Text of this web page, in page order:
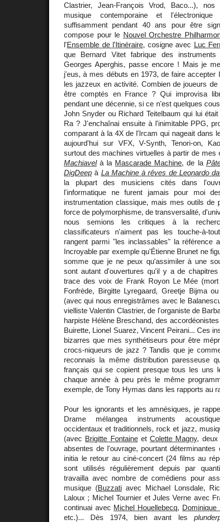
Clastrier, Jean-François Vrod, Baco...),
musique contemporaine et l'électronique
suffisamment pendant 40 ans pour être
compose pour le Nouvel Orchestre
l'Ensemble de l'Itinéraire, cosigne avec Luc
que Bernard Vitet fabrique des instruments
Georges Aperghis, passe encore ! Mais je
j'eus, à mes débuts en 1973, de faire accepter
les jazzeux en activité. Combien de joueurs
être comptés en France ? Qui improvisa
pendant une décennie, si ce n'est quelques
John Snyder ou Richard Teitelbaum qui lui
Ra ? J'enchaînai ensuite à l'inimitable PPG,
comparant à la 4X de l'Ircam qui nageait dans
aujourd'hui sur VFX, V-Synth, Tenori-on,
surtout des machines virtuelles à partir de
Machiavelà la Mascarade Machine, de la
DigDeep à La Machine à rêves de Leonardo
la plupart des musiciens cités dans
l'informatique ne furent jamais pour moi
instrumentation classique, mais mes outils de
force de polymorphisme, de transversalité,
nous semions les critiques à la
classificateurs n'aiment pas les touche-à-
rangent parmi "les inclassables" la référence
Incroyable par exemple qu'Étienne Brunet ne
somme que je ne peux qu'assimiler à une
sont autant d'ouvertures qu'il y a de
trace des voix de Frank Royon Le Mée
Fonfrède, Birgitte Lyregaard, Greetje Bijma
(avec qui nous enregistrâmes avec le
vielliste Valentin Clastrier, de l'organiste de
harpiste Hélène Breschand, des
Buirette, Lionel Suarez, Vincent Peirani... Ces
bizarres que mes synthétiseurs pour être
crocs-niqueurs de jazz ? Tandis que je
reconnais la même distribution paresseuse
français qui se copient presque tous les uns
chaque année à peu près le même
exemple, de Tony Hymas dans les rapports au
Pour les ignorants et les amnésiques, je
Drame mélangea instruments
occidentaux et traditionnels, rock et jazz,
(avec Brigitte Fontaineet Colette Magny, deux
absentes de l'ouvrage, pourtant
initia le retour au ciné-concert (24 films au
sont utilisés régulièrement depuis par
travailla avec nombre de comédiens pour
musique (Buzzati avec Michael Lonsdale,
Laloux ; Michel Tournier et Jules Verne avec
continuai avec Michel Houellebecq, Dominique
etc.)... Dès 1974, bien avant les